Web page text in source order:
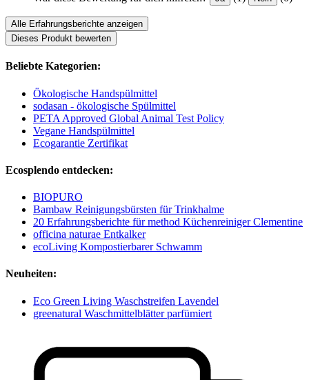
Alle Erfahrungsberichte anzeigen
Dieses Produkt bewerten
Beliebte Kategorien:
Ökologische Handspülmittel
sodasan - ökologische Spülmittel
PETA Approved Global Animal Test Policy
Vegane Handspülmittel
Ecogarantie Zertifikat
Ecosplendo entdecken:
BIOPURO
Bambaw Reinigungsbürsten für Trinkhalme
20 Erfahrungsberichte für method Küchenreiniger Clementine
officina naturae Entkalker
ecoLiving Kompostierbarer Schwamm
Neuheiten:
Eco Green Living Waschstreifen Lavendel
greenatural Waschmittelblätter parfümiert